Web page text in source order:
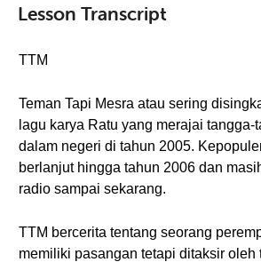
Lesson Transcript
TTM
Teman Tapi Mesra atau sering
lagu karya Ratu yang merajai tangga-
dalam negeri di tahun 2005.
berlanjut hingga tahun 2006 dan
radio sampai sekarang.
TTM bercerita tentang seorang
memiliki pasangan tetapi ditaksir oleh